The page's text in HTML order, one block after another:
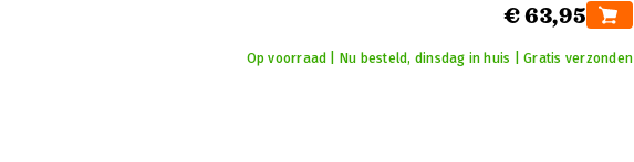
€ 63,95
Op voorraad | Nu besteld, dinsdag in huis | Gratis verzonden